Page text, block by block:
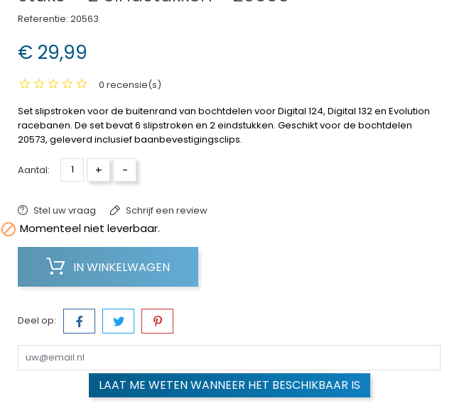
Referentie: 20563
€ 29,99
0 recensie(s)
Set slipstroken voor de buitenrand van bochtdelen voor Digital 124, Digital 132 en Evolution
racebanen. De set bevat 6 slipstroken en 2 eindstukken. Geschikt voor de bochtdelen
20573, geleverd inclusief baanbevestigingsclips.
Aantal: + -
Stel uw vraag Schrijf een review
 Momenteel niet leverbaar.
IN WINKELWAGEN
Deel op:
LAAT ME WETEN WANNEER HET BESCHIKBAAR IS